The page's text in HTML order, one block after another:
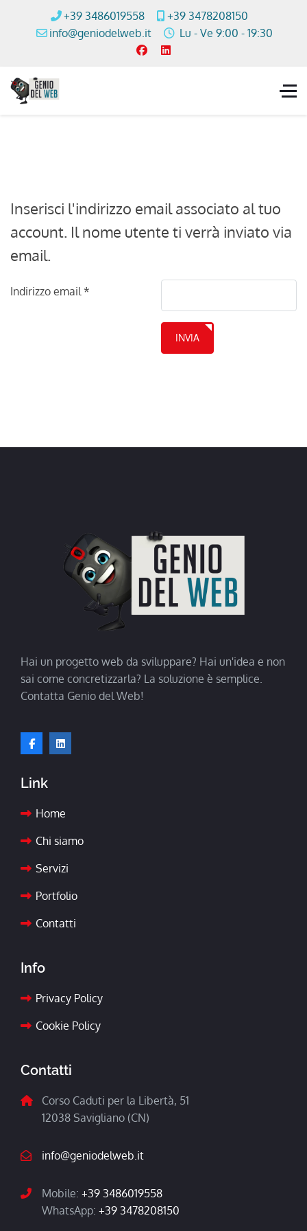
+39 3486019558
+39 3478208150
info@geniodelweb.it
Lu - Ve 9:00 - 19:30
Inserisci l'indirizzo email associato al tuo
account. Il nome utente ti verrà inviato via
email.
Indirizzo email*
INVIA
Hai un progetto web da sviluppare? Hai un'idea e non
sai come concretizzarla? La soluzione è semplice.
Contatta Genio del Web!
Link
Home
Chi siamo
Servizi
Portfolio
Contatti
Info
Privacy Policy
Cookie Policy
Contatti
Corso Caduti per la Libertà, 51
12038 Savigliano (CN)
info@geniodelweb.it
Mobile: +39 3486019558
WhatsApp: +39 3478208150